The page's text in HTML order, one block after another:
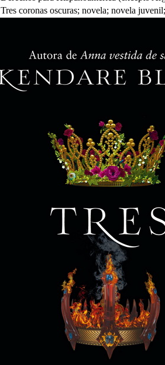
Tres coronas oscuras; novela; novela